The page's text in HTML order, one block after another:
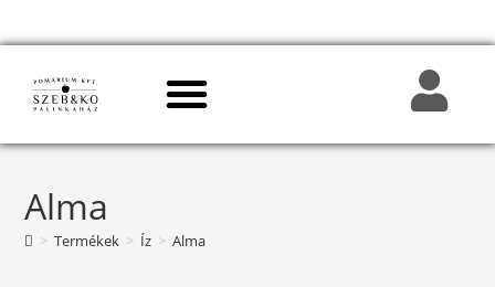
Alma
> Termékek > Íz > Alma